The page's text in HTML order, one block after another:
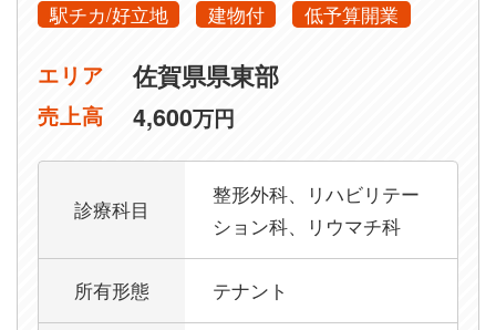
駅チカ/好立地 建物付 低予算開業
エリア 佐賀県県東部
売上高 4,600万円
診療科目
整形外科、リハビリテー
ション科、リウマチ科
所有形態 テナント